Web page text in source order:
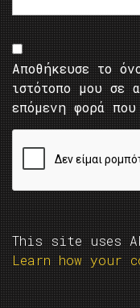
Αποθήκευσε το
ιστότοπο μου σε
επόμενη φορά
This site uses
Learn how your